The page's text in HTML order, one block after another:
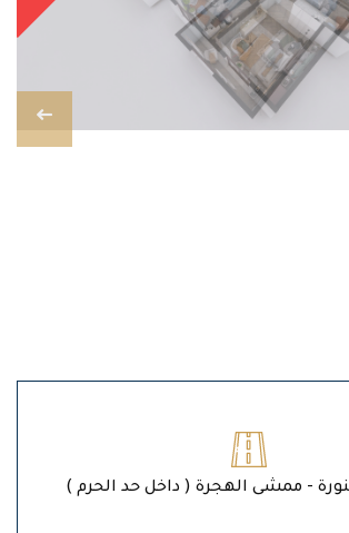
- ممشى الهجرة ( داخل حد الحرم )